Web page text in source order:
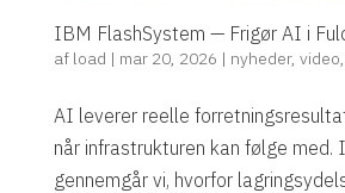
IBM FlashSystem — Frigør AI i
af load | mar 20, 2026 | nyheder, video
AI leverer reelle
når infrastrukturen kan følge med.
gennemgår vi, hvorfor